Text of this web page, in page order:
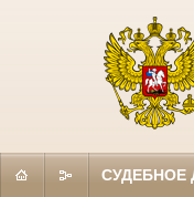
СУДЕБНОЕ